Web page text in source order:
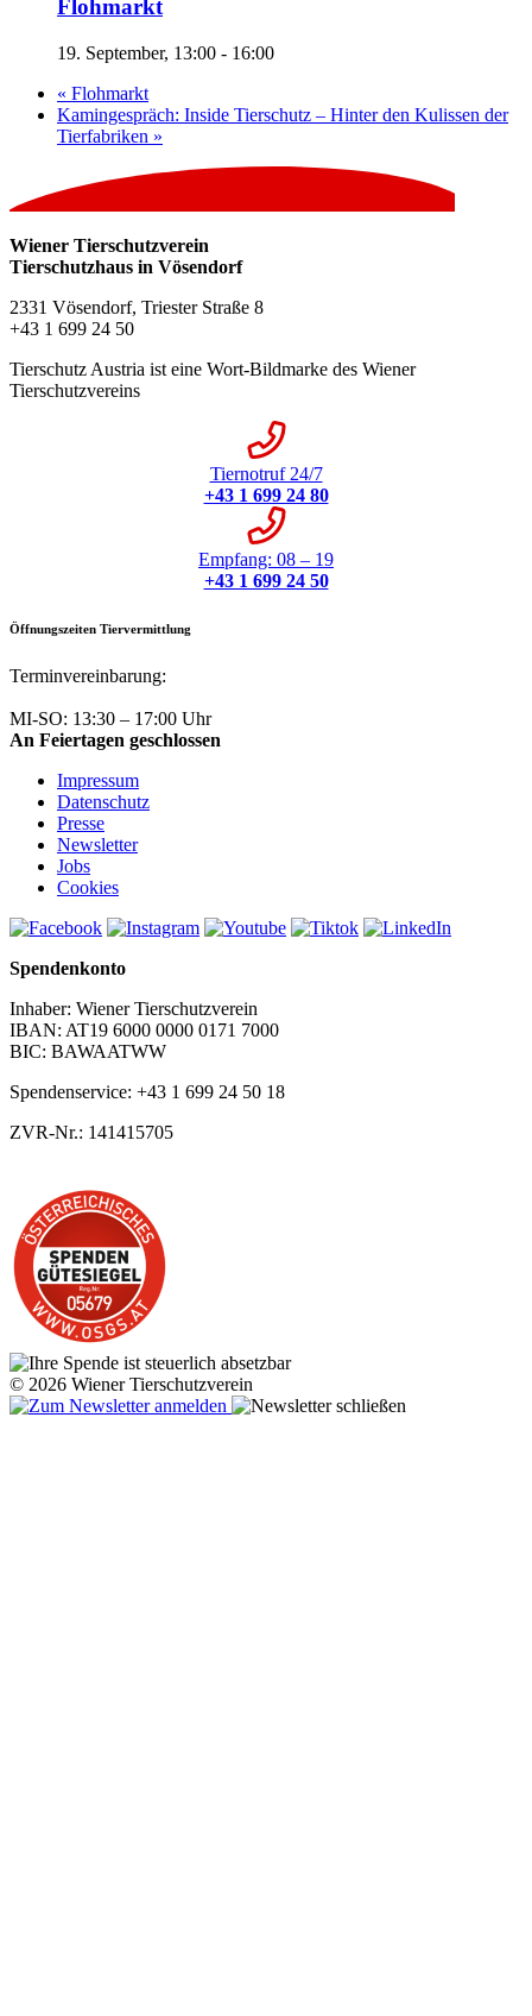
Flohmarkt
19. September, 13:00 - 16:00
« Flohmarkt
Kamingespräch: Inside Tierschutz – Hinter den Kulissen der
Tierfabriken »
Wiener Tierschutzverein
Tierschutzhaus in Vösendorf
2331 Vösendorf, Triester Straße 8
+43 1 699 24 50
Tierschutz Austria ist eine Wort-Bildmarke des Wiener
Tierschutzvereins
Tiernotruf 24/7
+43 1 699 24 80
Empfang: 08 – 19
+43 1 699 24 50
Öffnungszeiten Tiervermittlung
Terminvereinbarung:
MI-SO: 13:30 – 17:00 Uhr
An Feiertagen geschlossen
Impressum
Datenschutz
Presse
Newsletter
Jobs
Cookies
Spendenkonto
Inhaber: Wiener Tierschutzverein
IBAN: AT19 6000 0000 0171 7000
BIC: BAWAATWW
Spendenservice: +43 1 699 24 50 18
ZVR-Nr.: 141415705
© 2026 Wiener Tierschutzverein